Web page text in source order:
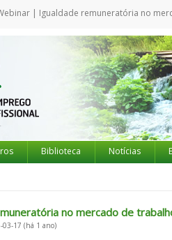
| Igualdade remuneratória no mercado de
Biblioteca Notícias
no mercado de
03-17 (há 1 ano)